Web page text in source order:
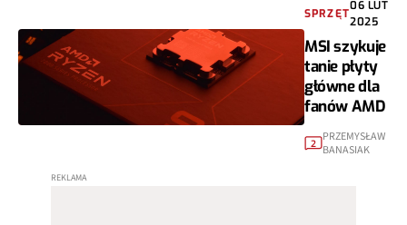
SPRZĘT
06 LUT
2025
MSI szykuje
tanie płyty
główne dla
fanów AMD
2 PRZEMYSŁAW
BANASIAK